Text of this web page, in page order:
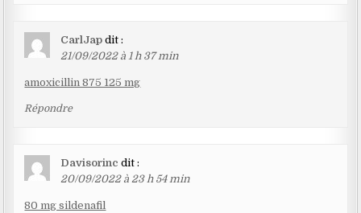
CarlJap dit :
21/09/2022 à 1 h 37 min
amoxicillin 875 125 mg
Répondre
Davisorinc dit :
20/09/2022 à 23 h 54 min
80 mg sildenafil